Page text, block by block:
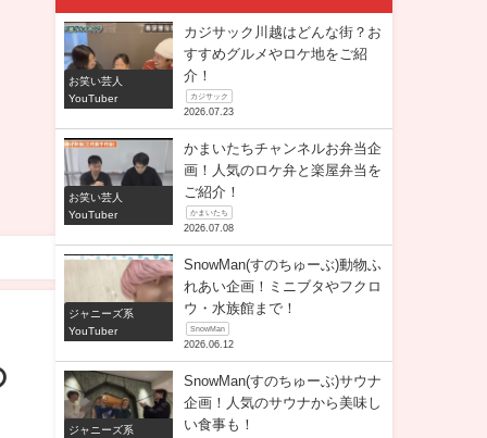
お笑い芸人
YouTuber
カジサック川越はどんな街？お
すすめグルメやロケ地をご紹
介！
カジサック
2026.07.23
お笑い芸人
YouTuber
かまいたちチャンネルお弁当企
画！人気のロケ弁と楽屋弁当を
ご紹介！
かまいたち
2026.07.08
ジャニーズ系
YouTuber
SnowMan(すのちゅーぶ)動物ふ
れあい企画！ミニブタやフクロ
ウ・水族館まで！
SnowMan
2026.06.12
ジャニーズ系
SnowMan(すのちゅーぶ)サウナ
企画！人気のサウナから美味し
い食事も！